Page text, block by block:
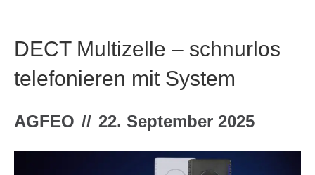
DECT Multizelle – schnurlos
telefonieren mit System
AGFEO // 22. September 2025